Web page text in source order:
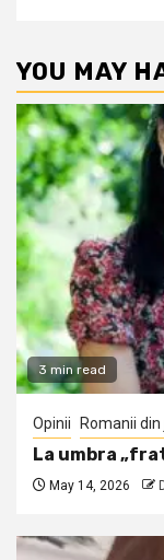
YOU MAY
3 min read
Opinii Romanii
La umbra
May 14, 2026